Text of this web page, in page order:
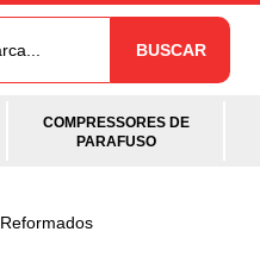
BUSCAR
COMPRESSORES DE
PARAFUSO
Reformados